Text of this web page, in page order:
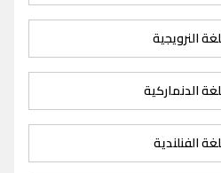
النرويجية
الدنماركية
الفنلندية